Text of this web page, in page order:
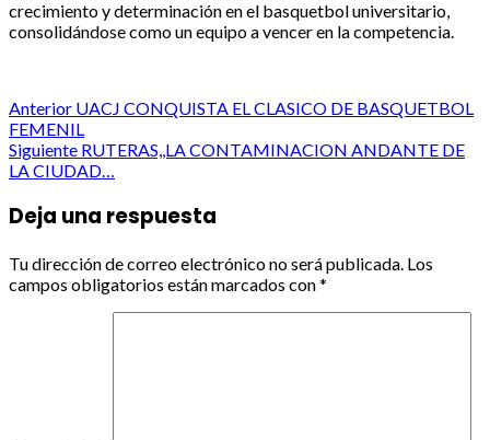
crecimiento y determinación en el basquetbol universitario,
consolidándose como un equipo a vencer en la competencia.
Post
navigation
Anterior UACJ CONQUISTA EL CLASICO DE BASQUETBOL
FEMENIL
Siguiente RUTERAS,,LA CONTAMINACION ANDANTE DE
LA CIUDAD…
Deja una respuesta
Tu dirección de correo electrónico no será publicada. Los
campos obligatorios están marcados con*